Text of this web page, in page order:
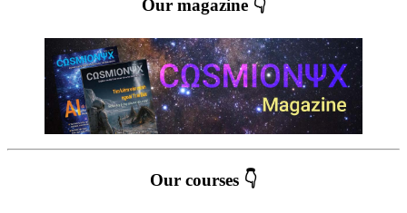
Our magazine 👇
Our courses 👇